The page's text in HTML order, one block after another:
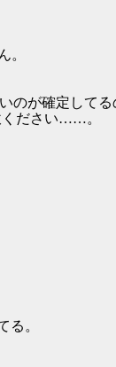
のが心
……。
。